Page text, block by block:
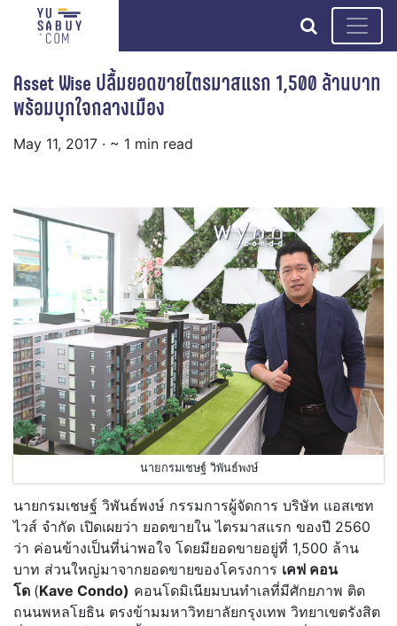
search
Asset Wise ปลื้มยอดขายไตรมาสแรก 1,500 ล้านบาท
พร้อมบุกใจกลางเมือง
May 11, 2017 · ~ 1 min read
นายกรมเชษฐ์ วิพันธ์พงษ์
นายกรมเชษฐ์ วิพันธ์พงษ์ กรรมการผู้จัดการ บริษัท แอสเซท
ไวส์ จำกัด เปิดเผยว่า ยอดขายใน ไตรมาสแรก ของปี 2560
ว่า ค่อนข้างเป็นที่น่าพอใจ โดยมียอดขายอยู่ที่ 1,500 ล้าน
บาท ส่วนใหญ่มาจากยอดขายของโครงการ เคฟ คอน
โด (Kave Condo) คอนโดมิเนียมบนทำเลที่มีศักยภาพ ติด
ถนนพหลโยธิน ตรงข้ามมหาวิทยาลัยกรุงเทพ วิทยาเขตรังสิต